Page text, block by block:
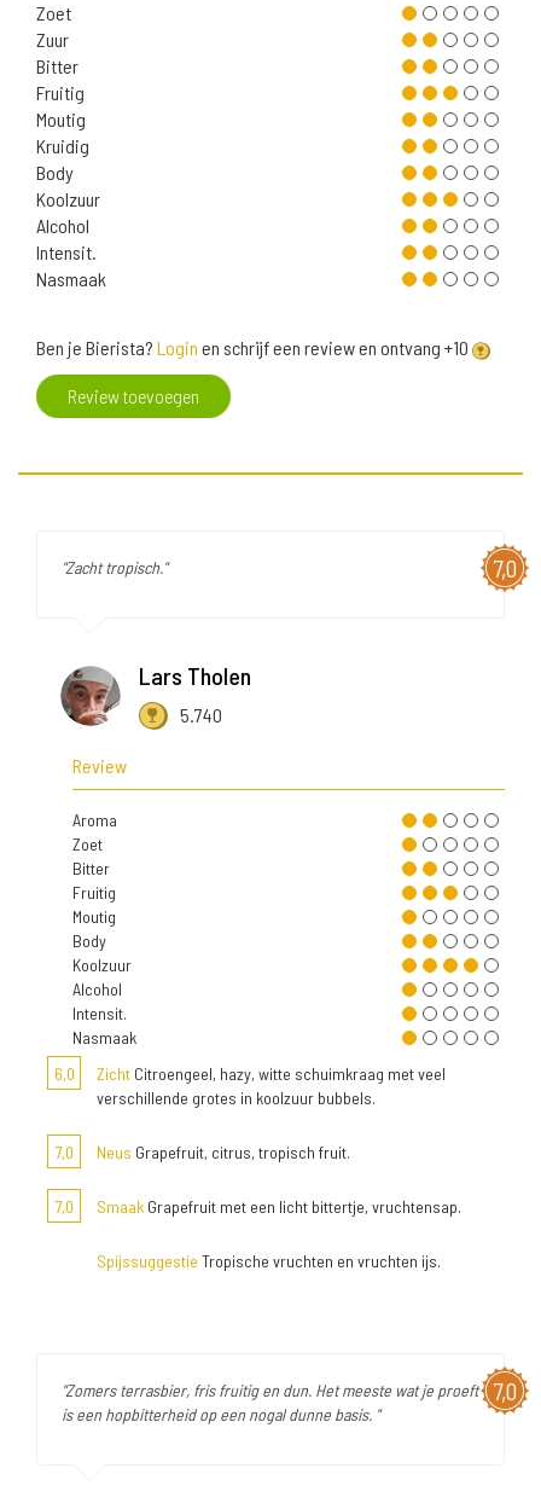
Zoet
Zuur
Bitter
Fruitig
Moutig
Kruidig
Body
Koolzuur
Alcohol
Intensit.
Nasmaak
Ben je Bierista? Login en schrijf een review en ontvang +10
Review toevoegen
7,0
"Zacht tropisch."
Lars Tholen
5.740
Review
Aroma
Zoet
Bitter
Fruitig
Moutig
Body
Koolzuur
Alcohol
Intensit.
Nasmaak
6,0
Zicht Citroengeel, hazy, witte schuimkraag met veel
verschillende grotes in koolzuur bubbels.
7,0 Neus Grapefruit, citrus, tropisch fruit.
7,0 Smaak Grapefruit met een licht bittertje, vruchtensap.
Spijssuggestie Tropische vruchten en vruchten ijs.
7,0
"Zomers terrasbier, fris fruitig en dun. Het meeste wat je proeft
is een hopbitterheid op een nogal dunne basis. "